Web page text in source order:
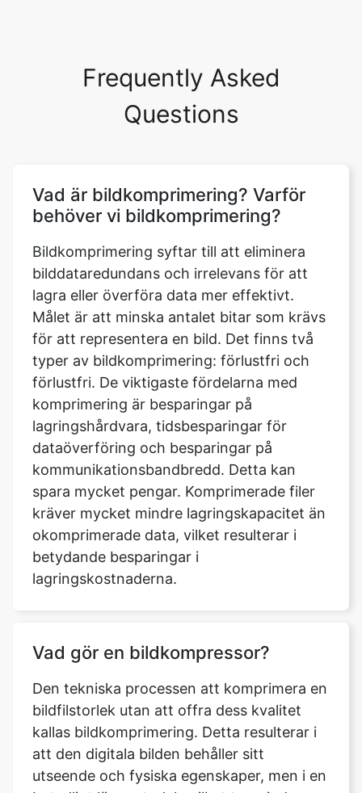
Bildkomprimering syftar till att eliminera
bilddataredundans och irrelevans för att
Målet är att minska antalet bitar som krävs
för att representera en bild. Det finns två
typer av bildkomprimering: förlustfri och
förlustfri. De viktigaste fördelarna med
komprimering är besparingar på
lagringshårdvara, tidsbesparingar för
dataöverföring och besparingar på
kommunikationsbandbredd. Detta kan
spara mycket pengar. Komprimerade filer
kräver mycket mindre lagringskapacitet än
okomprimerade data, vilket resulterar i
betydande besparingar i
lagringskostnaderna.
bildfilstorlek utan att offra dess kvalitet
att den digitala bilden behåller sitt
utseende och fysiska egenskaper, men i en
betydligt lägre storlek, vilket tar mindre
plats och är lämplig för publicering på
relevanta webbplatser. Den mindre